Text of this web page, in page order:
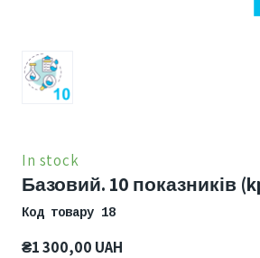
In stock
Базовий. 10 показників
Код товару 18
₴1 300,00 UAH